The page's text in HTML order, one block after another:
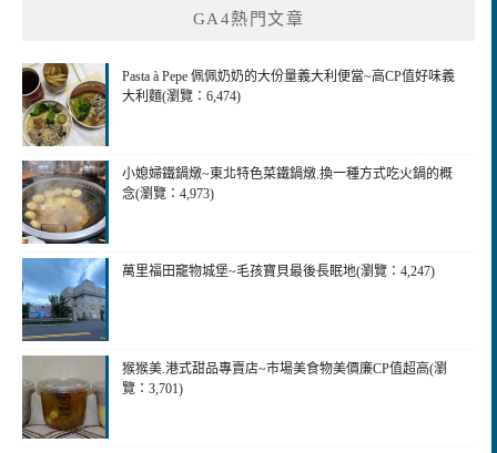
GA4熱門文章
Pasta à Pepe 佩佩奶奶的大份量義大利便當~高CP值好味義
大利麵(瀏覽：6,474)
小媳婦鐵鍋燉~東北特色菜鐵鍋燉.換一種方式吃火鍋的概
念(瀏覽：4,973)
萬里福田竉物城堡~毛孩寶貝最後長眠地(瀏覽：4,247)
猴猴美.港式甜品專賣店~市場美食物美價廉CP值超高(瀏
覽：3,701)